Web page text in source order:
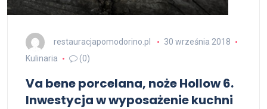
restauracjapomodorino.pl
30 września 2018
Kulinaria
(0)
Va bene porcelana, noże Hollow 6.
Inwestycja w wyposażenie kuchni